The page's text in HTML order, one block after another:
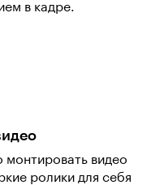
в кадре.
монтировать видео
ролики для себя